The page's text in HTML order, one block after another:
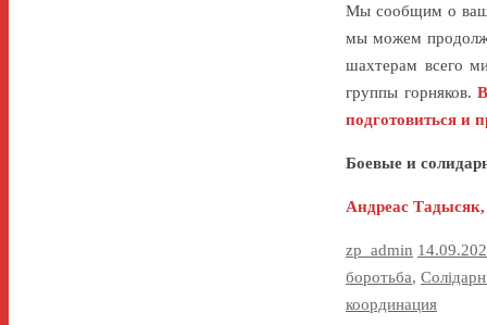
Мы сообщим о
мы можем
шахтерам всего
группы горняков.
подготовиться и
Боевые и
Андреас
zp_admin
боротьба,
координация